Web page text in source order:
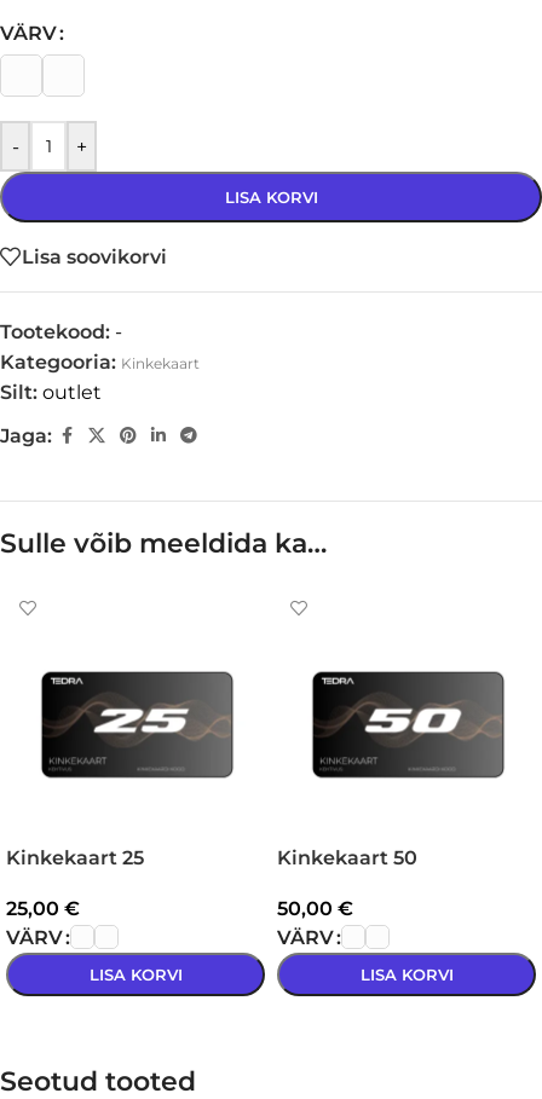
VÄRV
- +
LISA KORVI
Lisa soovikorvi
Tootekood: -
Kategooria: Kinkekaart
Silt: outlet
Jaga:
Sulle võib meeldida ka…
Kinkekaart 25
25,00 €
VÄRV
LISA KORVI
Kinkekaart 50
50,00 €
VÄRV
LISA KORVI
Seotud tooted